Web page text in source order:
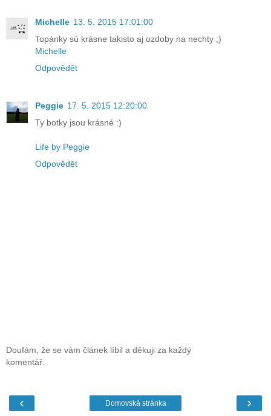
Michelle 13. 5. 2015 17:01:00
Topánky sú krásne takisto aj ozdoby na nechty ;)
Michelle
Odpovědět
Peggie 17. 5. 2015 12:20:00
Ty botky jsou krásné :)
Life by Peggie
Odpovědět
Doufám, že se vám článek líbil a děkuji za každý
komentář.
‹ ›
Domovská stránka